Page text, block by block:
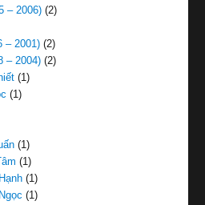
– 2006) (2)
– 2001) (2)
– 2004) (2)
(1)
(1)
(1)
(1)
(1)
(1)